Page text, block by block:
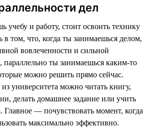
дел
учебу и работу, стоит освоить технику
в том, что, когда ты занимаешься делом,
вовлеченности и сильной
параллельно ты занимаешься каким-то
можно решить прямо сейчас.
университета можно читать книгу,
делать домашнее задание или учить
Главное — почувствовать момент, когда
максимально эффективно.